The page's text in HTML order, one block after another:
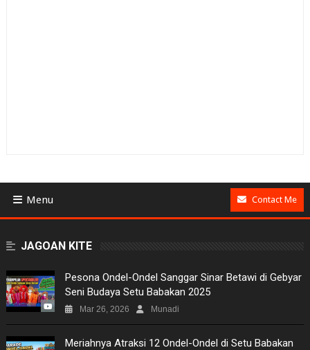
Menu
NEWS
Contact Me
JAGOAN KITE
Pesona Ondel-Ondel Sanggar Sinar Betawi di Gebyar
Seni Budaya Setu Babakan 2025
Mar 26, 2026 Munadi
Meriahnya Atraksi 12 Ondel-Ondel di Setu Babakan